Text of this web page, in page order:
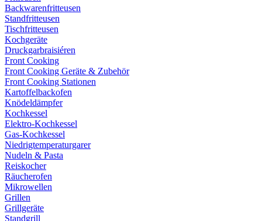
Backwarenfritteusen
Standfritteusen
Tischfritteusen
Kochgeräte
Druckgarbraisiéren
Front Cooking
Front Cooking Geräte & Zubehör
Front Cooking Stationen
Kartoffelbackofen
Knödeldämpfer
Kochkessel
Elektro-Kochkessel
Gas-Kochkessel
Niedrigtemperaturgarer
Nudeln & Pasta
Reiskocher
Räucherofen
Mikrowellen
Grillen
Grillgeräte
Standgrill